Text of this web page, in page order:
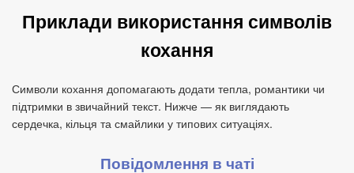
Приклади використання символів
кохання
Символи кохання допомагають додати тепла, романтики чи
підтримки в звичайний текст. Нижче — як виглядають
сердечка, кільця та смайлики у типових ситуаціях.
Повідомлення в чаті